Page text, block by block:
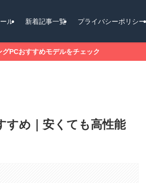
ル 新着記事一覧 プライバシーポリシー
PCおすすめモデルをチェック
すめ｜安くても高性能